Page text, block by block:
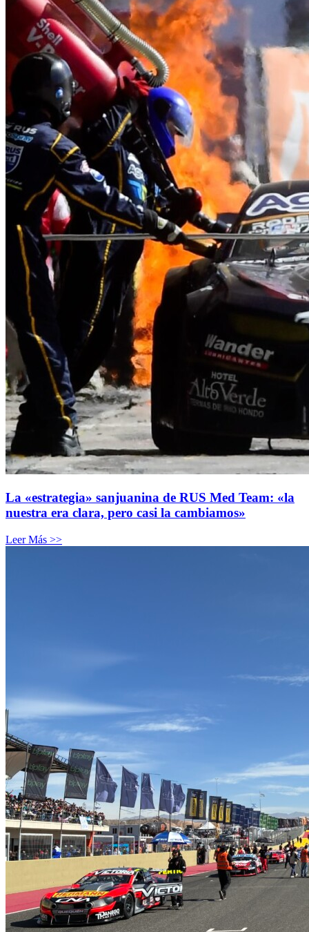
La «estrategia» sanjuanina de RUS Med Team: «la
nuestra era clara, pero casi la cambiamos»
Leer Más >>